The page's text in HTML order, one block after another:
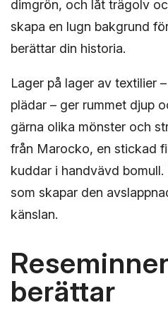
dimgrön, och låt trägolv
skapa en lugn bakgrund
berättar din historia.
Lager på lager av textilier
plädar – ger rummet djup
gärna olika mönster och
från Marocko, en stickad
kuddar i handvävd
som skapar den
känslan.
berättar